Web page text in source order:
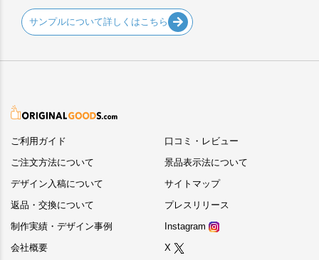
サンプルについて詳しくはこちら
ご利用ガイド
ご注文方法について
デザイン入稿について
返品・交換について
制作実績・デザイン事例
会社概要
口コミ・レビュー
景品表示法について
サイトマップ
プレスリリース
Instagram
X